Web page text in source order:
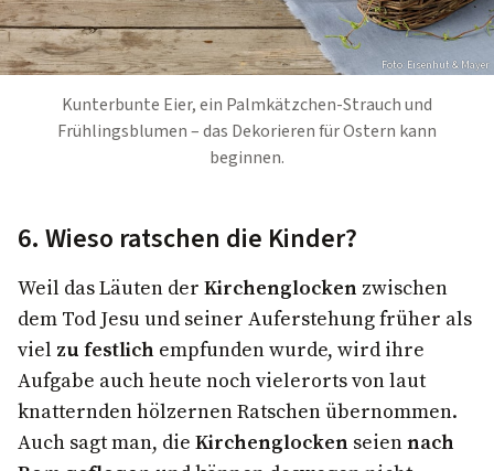
Foto: Eisenhut & Mayer
Kunterbunte Eier, ein Palmkätzchen-Strauch und
Frühlingsblumen – das Dekorieren für Ostern kann
beginnen.
6. Wieso ratschen die Kinder?
Weil das Läuten der Kirchenglocken zwischen
dem Tod Jesu und seiner Auferstehung früher als
viel zu festlich empfunden wurde, wird ihre
Aufgabe auch heute noch vielerorts von laut
knatternden hölzernen Ratschen übernommen.
Auch sagt man, die Kirchenglocken seiennach